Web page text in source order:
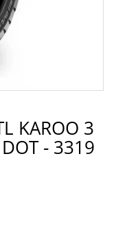
KAROO 3
DOT - 3319